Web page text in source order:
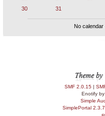
30
31
No calendar
SMF 2.0.15 |
Enotify by
Simple
SimplePortal